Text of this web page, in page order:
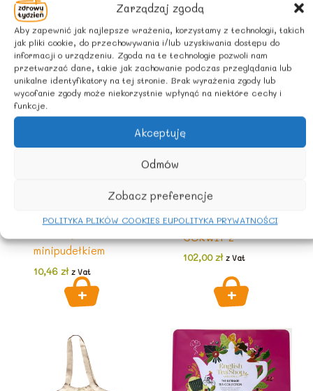
Zarządzaj zgodą
Aby zapewnić jak najlepsze wrażenia, korzystamy z technologii, takich
jak pliki cookie, do przechowywania i/lub uzyskiwania dostępu do
informacji o urządzeniu. Zgoda na te technologie pozwoli nam
przetwarzać dane, takie jak zachowanie podczas przeglądania lub
unikalne identyfikatory na tej stronie. Brak wyrażenia zgody lub
wycofanie zgody może niekorzystnie wpłynąć na niektóre cechy i
funkcje.
Akceptuję
Odmów
Zobacz preferencje
POLITYKA PLIKÓW COOKIES EUPOLITYKA PRYWATNOŚCI
Podobne produkty
Usługa pakowania
prezentu MINI z
minipudełkiem
10,46 zł z Vat
ZESTAW
PREZENTOWY
GÓRWIT 2
102,00zł z Vat